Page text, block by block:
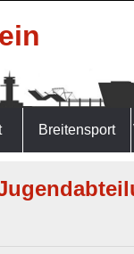
Breitensport